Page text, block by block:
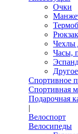
Очки
Чехлы
Часы,
Другое
Спортивное
Спортивная
Подарочная
|
Велоспорт
Велосипеды